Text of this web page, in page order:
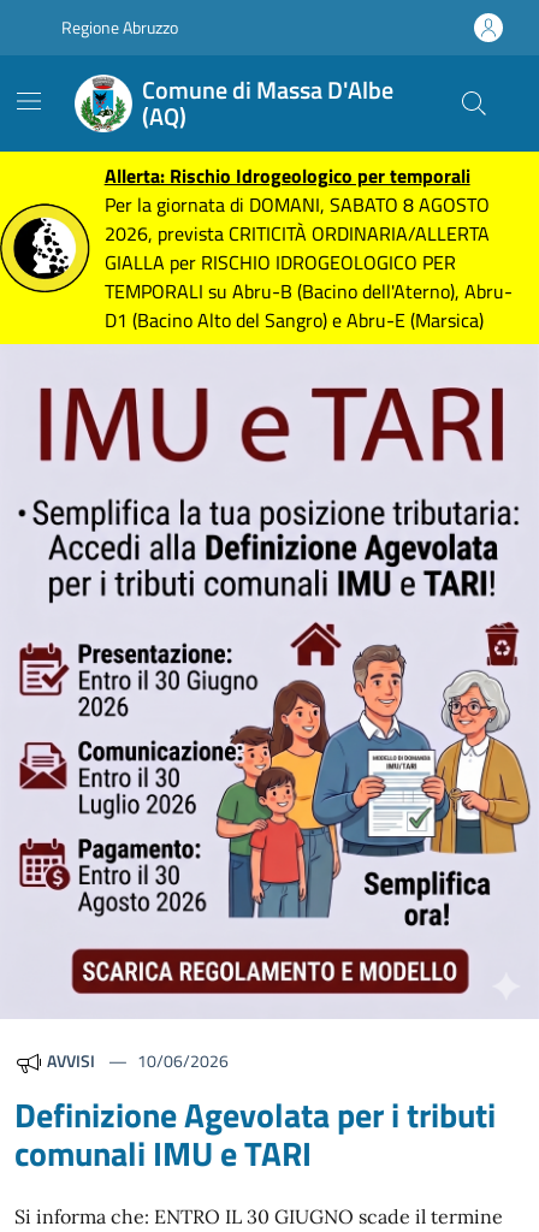
Regione Abruzzo
Comune di Massa D'Albe
(AQ)
Allerta: Rischio Idrogeologico per temporali
Per la giornata di DOMANI, SABATO 8 AGOSTO
2026, prevista CRITICITÀ ORDINARIA/ALLERTA
GIALLA per RISCHIO IDROGEOLOGICO PER
TEMPORALI su Abru-B (Bacino dell'Aterno), Abru-
D1 (Bacino Alto del Sangro) e Abru-E (Marsica)
Contenuti In evidenza
AVVISI 10/06/2026
Definizione Agevolata per i tributi
comunali IMU e TARI
Si informa che: ENTRO IL 30 GIUGNO scade il termine